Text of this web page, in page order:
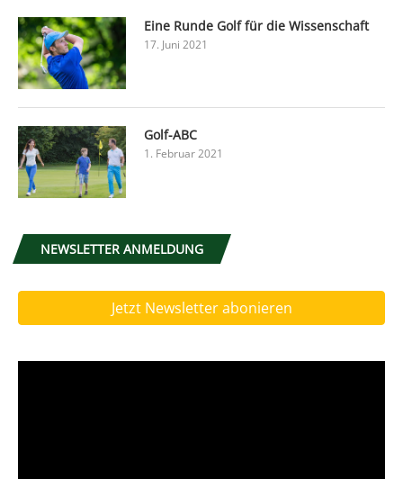
Eine Runde Golf für die Wissenschaft
17. Juni 2021
Golf-ABC
1. Februar 2021
NEWSLETTER ANMELDUNG
Jetzt Newsletter abonieren